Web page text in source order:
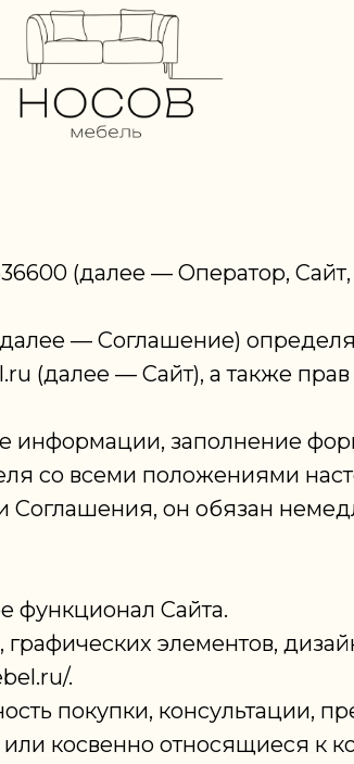
(далее — Оператор,
— Соглашение)
(далее — Сайт), а также
заполнение
со всеми положениями
Соглашения, он обязан
функционал Сайта.
элементов,
.
покупки, консультации,
косвенно относящиеся к